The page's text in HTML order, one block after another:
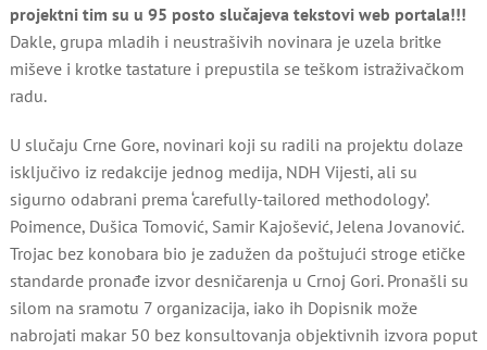
projektni tim su u 95 posto slučajeva tekstovi web portala!!!
Dakle, grupa mladih i neustrašivih novinara je uzela britke
miševe i krotke tastature i prepustila se teškom istraživačkom
radu.
U slučaju Crne Gore, novinari koji su radili na projektu dolaze
isključivo iz redakcije jednog medija, NDH Vijesti, ali su
sigurno odabrani prema ‘carefully-tailored methodology’.
Poimence, Dušica Tomović, Samir Kajošević, Jelena Jovanović.
Trojac bez konobara bio je zadužen da poštujući stroge etičke
standarde pronađe izvor desničarenja u Crnoj Gori. Pronašli su
silom na sramotu 7 organizacija, iako ih Dopisnik može
nabrojati makar 50 bez konsultovanja objektivnih izvora poput